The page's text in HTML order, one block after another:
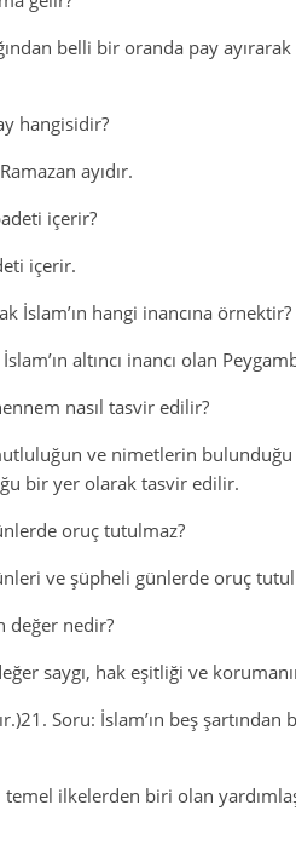
belli bir oranda pay
hangisidir?
ayıdır.
içerir?
içerir.
İslam’ın hangi inancına örnektir?
altıncı inancı olan
nasıl tasvir edilir?
ve nimetlerin
bir yer olarak tasvir edilir.
oruç tutulmaz?
ve şüpheli günlerde oruç
değer nedir?
saygı, hak eşitliği ve
Soru: İslam’ın beş
temel ilkelerden biri olan